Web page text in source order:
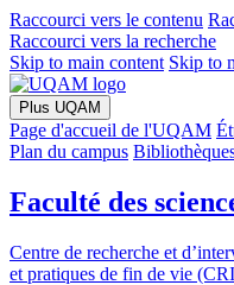
Raccourci vers le contenu
Raccourci vers la recherche
Skip to main content Skip to
Plus UQAM
Page d'accueil de l'UQAM
Plan du campus
Faculté des
Centre de recherche et
et pratiques de fin de vie